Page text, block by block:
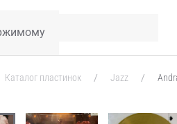
Каталог пластинок Jazz